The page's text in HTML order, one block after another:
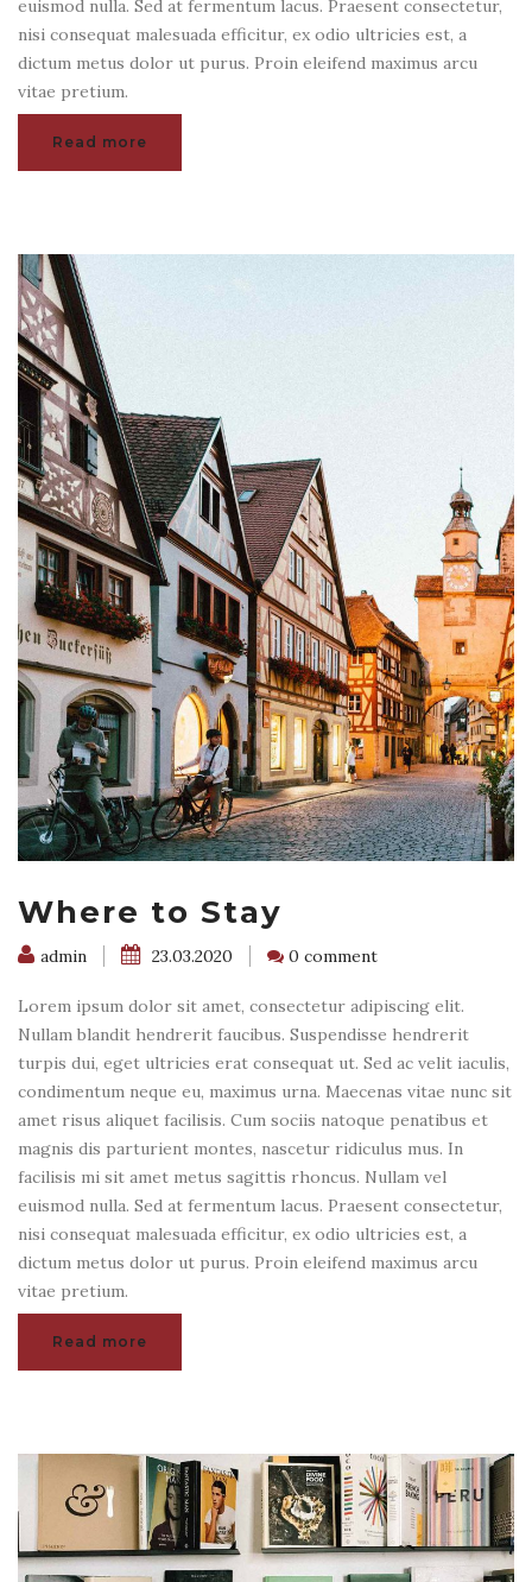
euismod nulla. Sed at fermentum lacus. Praesent consectetur,
nisi consequat malesuada efficitur, ex odio ultricies est, a
dictum metus dolor ut purus. Proin eleifend maximus arcu
vitae pretium.
Read more
Where to Stay
admin 23.03.2020 0 comment
Lorem ipsum dolor sit amet, consectetur adipiscing elit.
Nullam blandit hendrerit faucibus. Suspendisse hendrerit
turpis dui, eget ultricies erat consequat ut. Sed ac velit iaculis,
condimentum neque eu, maximus urna. Maecenas vitae nunc sit
amet risus aliquet facilisis. Cum sociis natoque penatibus et
magnis dis parturient montes, nascetur ridiculus mus. In
facilisis mi sit amet metus sagittis rhoncus. Nullam vel
euismod nulla. Sed at fermentum lacus. Praesent consectetur,
nisi consequat malesuada efficitur, ex odio ultricies est, a
dictum metus dolor ut purus. Proin eleifend maximus arcu
vitae pretium.
Read more